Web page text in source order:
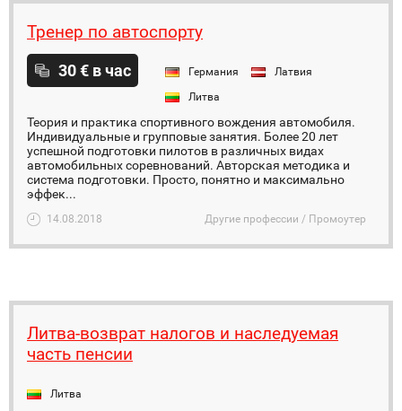
Тренер по автоспорту
30 € в час Германия
Латвия
Литва
Теория и практика спортивного вождения автомобиля.
Индивидуальные и групповые занятия. Более 20 лет
успешной подготовки пилотов в различных видах
автомобильных соревнований. Авторская методика и
система подготовки. Просто, понятно и максимально
эффек...
14.08.2018 Другие профессии / Промоутер
Литва-возврат налогов и наследуемая
часть пенсии
Литва